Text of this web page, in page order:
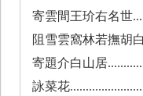
寄雲間王玠右名世
阻雪雲窩林若撫胡
寄題介白山居
詠菜花